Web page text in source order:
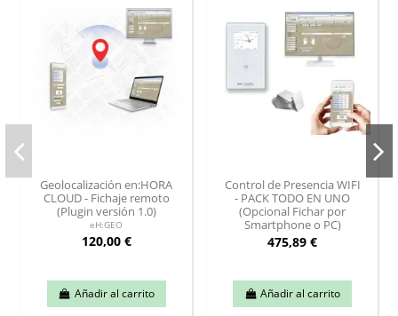
Geolocalización en:HORA
CLOUD - Fichaje remoto
(Plugin versión 1.0)
eH:GEO
120,00 €
Añadir al carrito
Control de Presencia WIFI
- PACK TODO EN UNO
(Opcional Fichar por
Smartphone o PC)
475,89 €
Añadir al carrito